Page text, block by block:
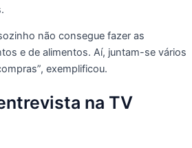
não consegue fazer as
e de alimentos. Aí, juntam-se vários
exemplificou.
na TV